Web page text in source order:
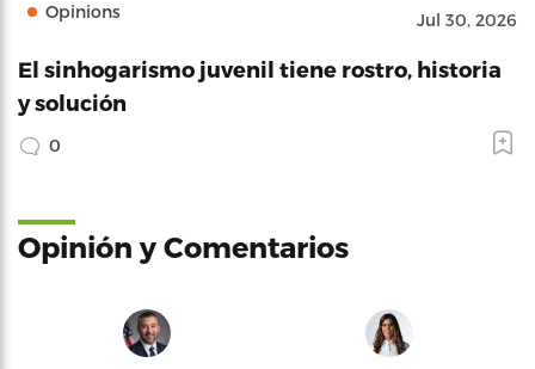
Opinions Jul 30, 2026
El sinhogarismo juvenil tiene rostro, historia
y solución
0
Opinión y Comentarios